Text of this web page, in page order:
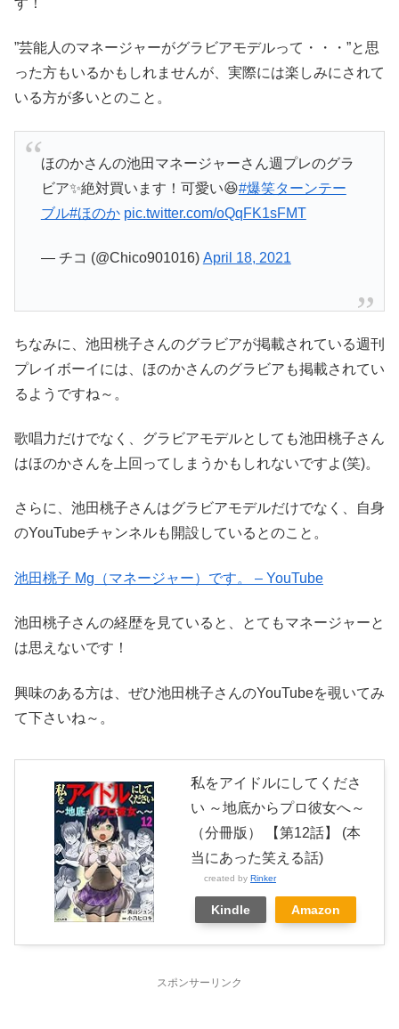
”芸能人のマネージャーがグラビアモデルって・・・”と思
った方もいるかもしれませんが、実際には楽しみにされて
いる方が多いとのこと。
ほのかさんの池田マネージャーさん週プレのグラ
ビア✨絶対買います！可愛い😆#爆笑ターンテー
ブル#ほのか pic.twitter.com/oQqFK1sFMT
— チコ (@Chico901016) April 18, 2021
ちなみに、池田桃子さんのグラビアが掲載されている週刊
プレイボーイには、ほのかさんのグラビアも掲載されてい
るようですね～。
歌唱力だけでなく、グラビアモデルとしても池田桃子さん
はほのかさんを上回ってしまうかもしれないですよ(笑)。
さらに、池田桃子さんはグラビアモデルだけでなく、自身
のYouTubeチャンネルも開設しているとのこと。
池田桃子 Mg（マネージャー）です。 – YouTube
池田桃子さんの経歴を見ていると、とてもマネージャーと
は思えないです！
興味のある方は、ぜひ池田桃子さんのYouTubeを覗いてみ
て下さいね～。
私をアイドルにしてくださ
い ～地底からプロ彼女へ～
（分冊版） 【第12話】 (本
当にあった笑える話)
created by Rinker
Kindle Amazon
スポンサーリンク